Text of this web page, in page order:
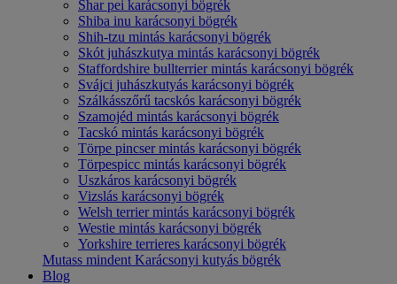
Shar pei karácsonyi bögrék
Shiba inu karácsonyi bögrék
Shih-tzu mintás karácsonyi bögrék
Skót juhászkutya mintás karácsonyi bögrék
Staffordshire bullterrier mintás karácsonyi bögrék
Svájci juhászkutyás karácsonyi bögrék
Szálkásszőrű tacskós karácsonyi bögrék
Szamojéd mintás karácsonyi bögrék
Tacskó mintás karácsonyi bögrék
Törpe pincser mintás karácsonyi bögrék
Törpespicc mintás karácsonyi bögrék
Uszkáros karácsonyi bögrék
Vizslás karácsonyi bögrék
Welsh terrier mintás karácsonyi bögrék
Westie mintás karácsonyi bögrék
Yorkshire terrieres karácsonyi bögrék
Mutass mindent Karácsonyi kutyás bögrék
Blog